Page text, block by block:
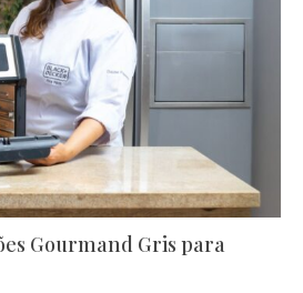
Gourmand Gris para